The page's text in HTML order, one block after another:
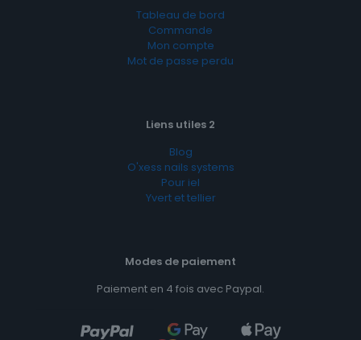
Tableau de bord
Commande
Mon compte
Mot de passe perdu
Liens utiles 2
Blog
O'xess nails systems
Pour iel
Yvert et tellier
Modes de paiement
Paiement en 4 fois avec Paypal.